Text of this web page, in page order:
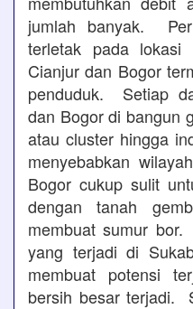
jumlah banyak.
terletak pada lokasi
Cianjur dan Bogor
penduduk. Setiap
dan Bogor di bangun
atau cluster hingga
menyebabkan
Bogor cukup sulit
dengan tanah
membuat sumur
yang terjadi di
membuat potensi
bersih besar terjadi.